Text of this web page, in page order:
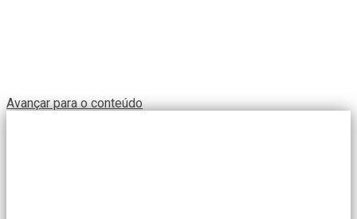
Avançar para o conteúdo